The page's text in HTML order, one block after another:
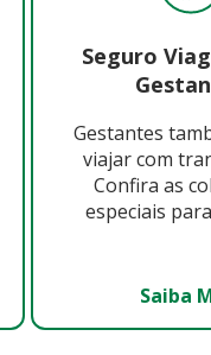
Seguro
Gestantes
viajar com
Confira as
especiais
Saiba